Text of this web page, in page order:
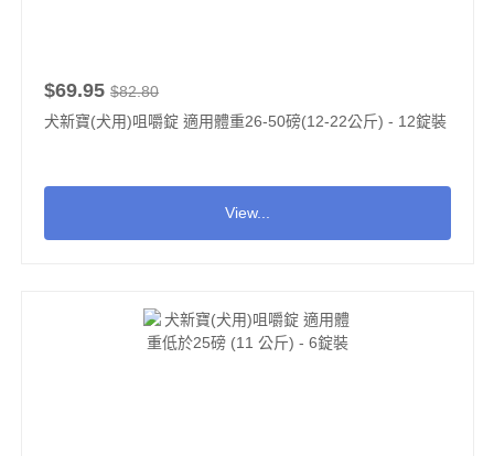
$69.95 $82.80
犬新寶(犬用)咀嚼錠 適用體重26-50磅(12-22公斤) - 12錠裝
View...